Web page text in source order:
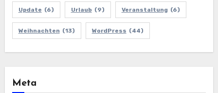
Update (6) Urlaub (9) Veranstaltung (6)
Weihnachten (13) WordPress (44)
Meta